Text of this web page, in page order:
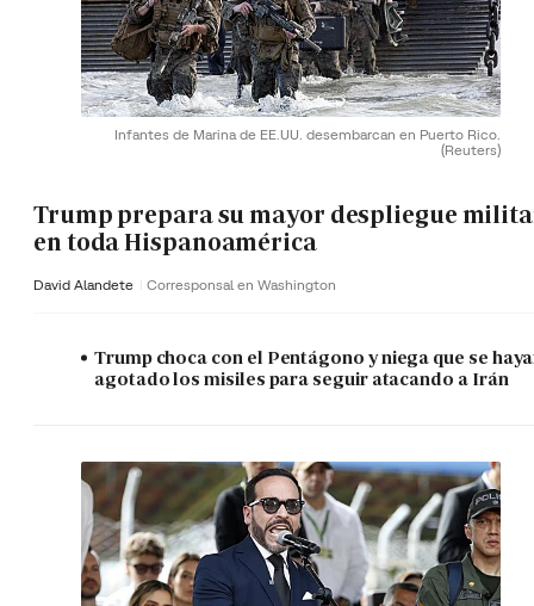
Infantes de Marina de EE.UU. desembarcan en Puerto Rico.
(Reuters)
Trump prepara su mayor despliegue
en toda Hispanoamérica
David Alandete Corresponsal en Washington
Trump choca con el Pentágono y niega que se
agotado los misiles para seguir atacando a Irán